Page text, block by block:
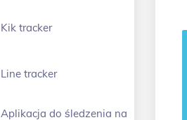
Kik tracker
Line tracker
Aplikacja do śledzenia na